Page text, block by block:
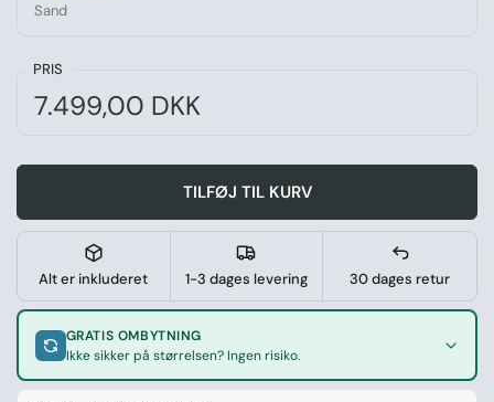
Sand
PRIS
Pris:
7.499,00 DKK
Normal pris:
TILFØJ TIL KURV
Alt er inkluderet 1-3 dages levering 30 dages retur
GRATIS OMBYTNING
Ikke sikker på størrelsen? Ingen risiko.